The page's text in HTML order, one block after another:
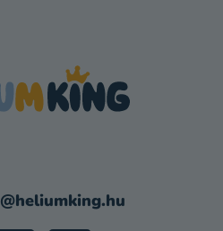
@heliumking.hu